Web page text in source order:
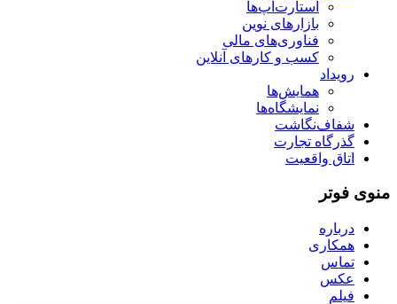
استارت‌آپ‌ها
بازارهای نوین
فناوری‌های مالی
کسب و کارهای آنلاین
رویداد
همایش‌ها
نمایشگاه‌ها
شفاف‌نگاشت
گذرگاه تجارت
اتاق واقعیت
منوی فوتر
درباره
همکاری
تماس
عکس
فیلم